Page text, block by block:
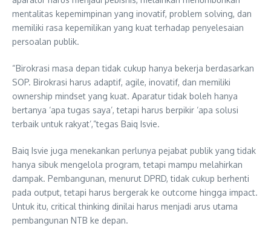
mentalitas kepemimpinan yang inovatif, problem solving, dan
memiliki rasa kepemilikan yang kuat terhadap penyelesaian
persoalan publik.
“Birokrasi masa depan tidak cukup hanya bekerja berdasarkan
SOP. Birokrasi harus adaptif, agile, inovatif, dan memiliki
ownership mindset yang kuat. Aparatur tidak boleh hanya
bertanya ‘apa tugas saya’, tetapi harus berpikir ‘apa solusi
terbaik untuk rakyat’,”tegas Baiq Isvie.
Baiq Isvie juga menekankan perlunya pejabat publik yang tidak
hanya sibuk mengelola program, tetapi mampu melahirkan
dampak. Pembangunan, menurut DPRD, tidak cukup berhenti
pada output, tetapi harus bergerak ke outcome hingga impact.
Untuk itu, critical thinking dinilai harus menjadi arus utama
pembangunan NTB ke depan.